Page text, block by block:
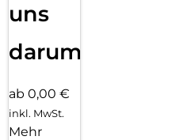
uns
darum!
ab 0,00 €
inkl. MwSt.
Mehr